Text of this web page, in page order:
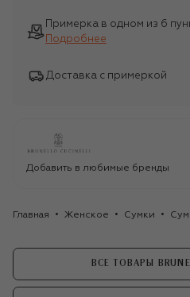
Примерка в одном из 6
Подробнее
Доставка с примеркой
Добавить в любимые бренды
Главная Женское Сумки
ВСЕ ТОВАРЫ